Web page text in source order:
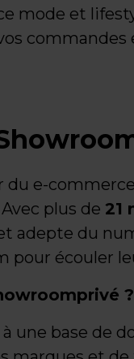
mode et
e-
plus de 21
adepte du
écouler
?
à une base de